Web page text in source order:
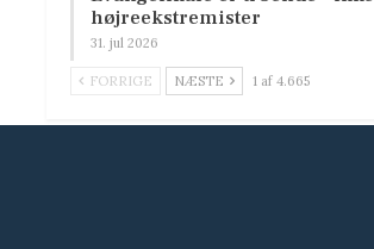
højreekstremister
31. jul 2026
FORRIGE NÆSTE 1 af 4.665